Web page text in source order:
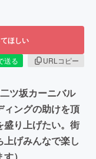
ほしい
送る
URLコピー
ツ坂カーニバル
ィングの助けを頂
盛り上げたい。街
げみんなで楽し